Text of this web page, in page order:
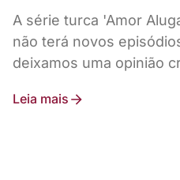
A série turca 'Amor
não terá novos
deixamos uma opinião
Leia mais